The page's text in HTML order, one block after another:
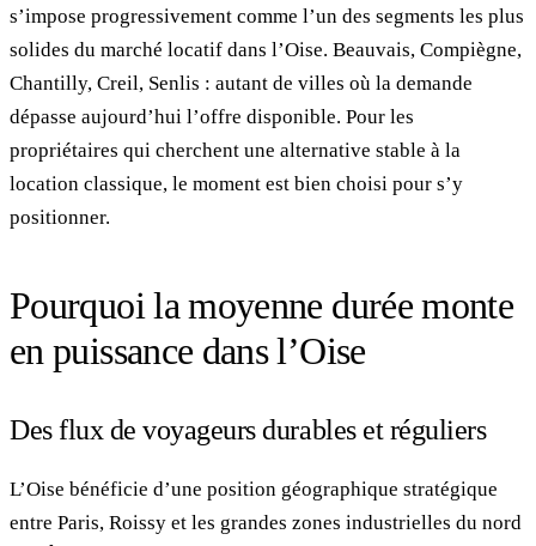
s’impose progressivement comme l’un des segments les plus
solides du marché locatif dans l’Oise. Beauvais, Compiègne,
Chantilly, Creil, Senlis : autant de villes où la demande
dépasse aujourd’hui l’offre disponible. Pour les
propriétaires qui cherchent une alternative stable à la
location classique, le moment est bien choisi pour s’y
positionner.
Pourquoi la moyenne durée monte
en puissance dans l’Oise
Des flux de voyageurs durables et réguliers
L’Oise bénéficie d’une position géographique stratégique
entre Paris, Roissy et les grandes zones industrielles du nord